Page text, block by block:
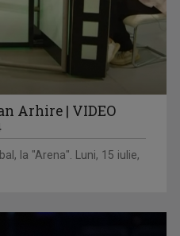
Arhire | VIDEO
la "Arena". Luni, 15 iulie,